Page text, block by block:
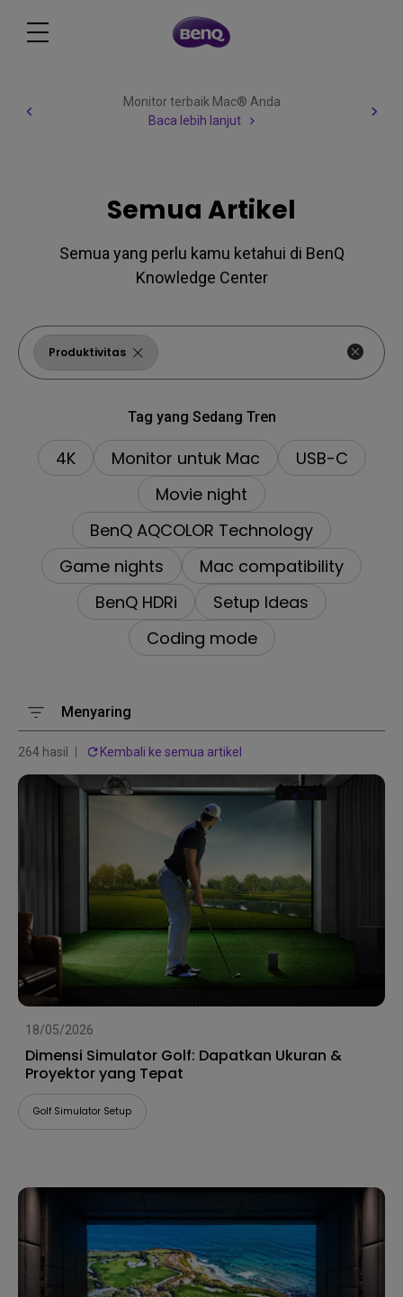
Monitor terbaik Mac® Anda
Baca lebih lanjut
Semua Artikel
Semua yang perlu kamu ketahui di BenQ
Knowledge Center
Produktivitas
Tag yang Sedang Tren
4K Monitor untuk Mac
USB-C
Movie night
BenQ AQCOLOR Technology
Game nights
Mac compatibility
BenQ HDRi
Setup Ideas
Coding mode
Menyaring
264 hasil Kembali ke semua artikel
18/05/2026
Dimensi Simulator Golf: Dapatkan Ukuran &
Proyektor yang Tepat
Golf Simulator Setup